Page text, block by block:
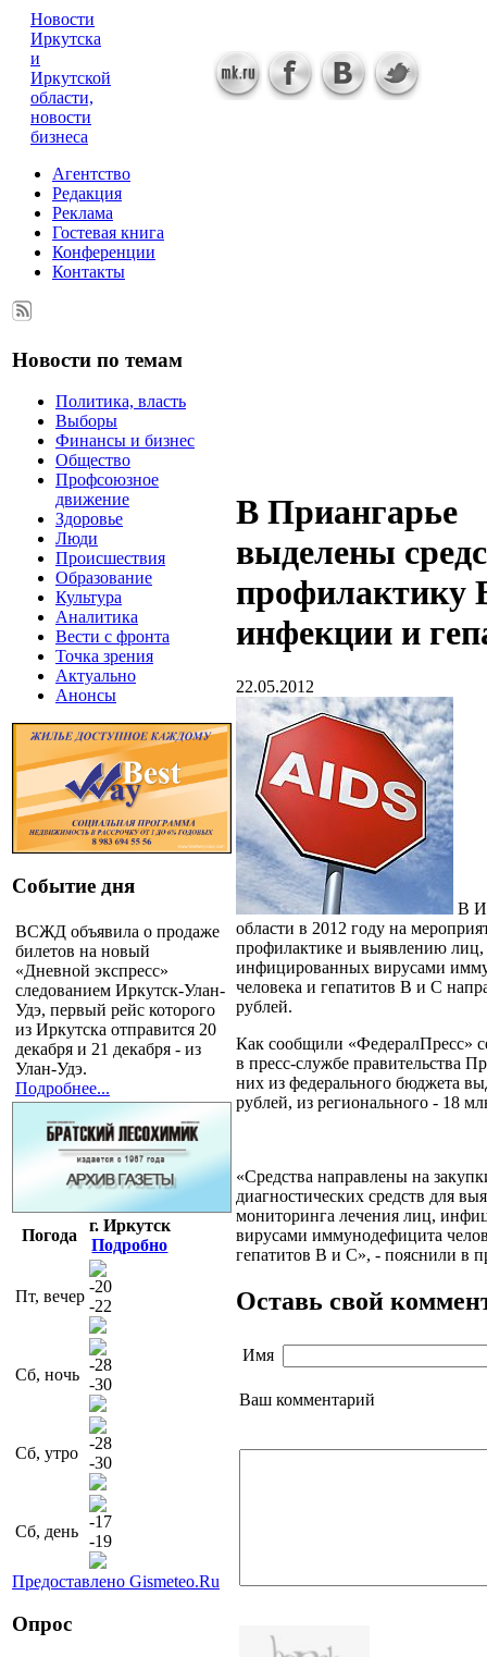
Новости
Иркутска
и
Иркутской
области,
новости
бизнеса
Агентство
Редакция
Реклама
Гостевая книга
Конференции
Контакты
Новости по темам
Политика, власть
Выборы
Финансы и бизнес
Общество
Профсоюзное
движение
Здоровье
Люди
Происшествия
Образование
Культура
Аналитика
Вести с фронта
Точка зрения
Актуально
Анонсы
Событие дня
ВСЖД объявила о продаже
билетов на новый
«Дневной экспресс»
следованием Иркутск-Улан-
Удэ, первый рейс которого
из Иркутска отправится 20
декабря и 21 декабря - из
Улан-Удэ.
Подробнее...
Погода
г. Иркутск
Подробно
Пт, вечер
-20
-22
Сб, ночь
-28
-30
Сб, утро
-28
-30
Сб, день
-17
-19
Предоставлено Gismeteo.Ru
Опрос
В Приангарье
выделены
инфекции и
22.05.2012
В
области в 2012 году на
профилактике и выявлению лиц,
инфицированных вирусами
человека и гепатитов В и С
рублей.
Как сообщили «ФедералПресс»
в пресс-службе правительства
них из федерального бюджета
рублей, из регионального - 18
«Средства направлены на
диагностических средств для
мониторинга лечения лиц,
вирусами иммунодефицита
гепатитов В и С», - пояснили в
Оставь свой
Имя
Ваш комментарий